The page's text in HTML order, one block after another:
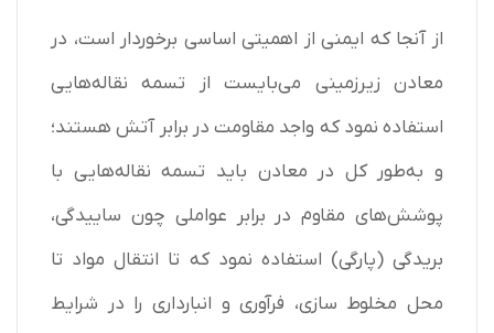
از آنجا که ایمنی از اهمیتی اساسی برخوردار است، در
معادن زیرزمینی می‌بایست از تسمه نقاله‌هایی
استفاده نمود که واجد مقاومت در برابر آتش هستند؛
و به‌طور کل در معادن باید تسمه نقاله‌هایی با
پوشش‌های مقاوم در برابر عواملی چون ساییدگی،
بریدگی (پارگی) استفاده نمود که تا انتقال مواد تا
محل مخلوط سازی، فرآوری و انبارداری را در شرایط